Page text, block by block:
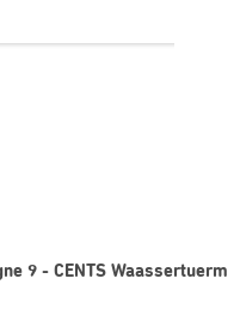
9 - CENTS Waassertuerm